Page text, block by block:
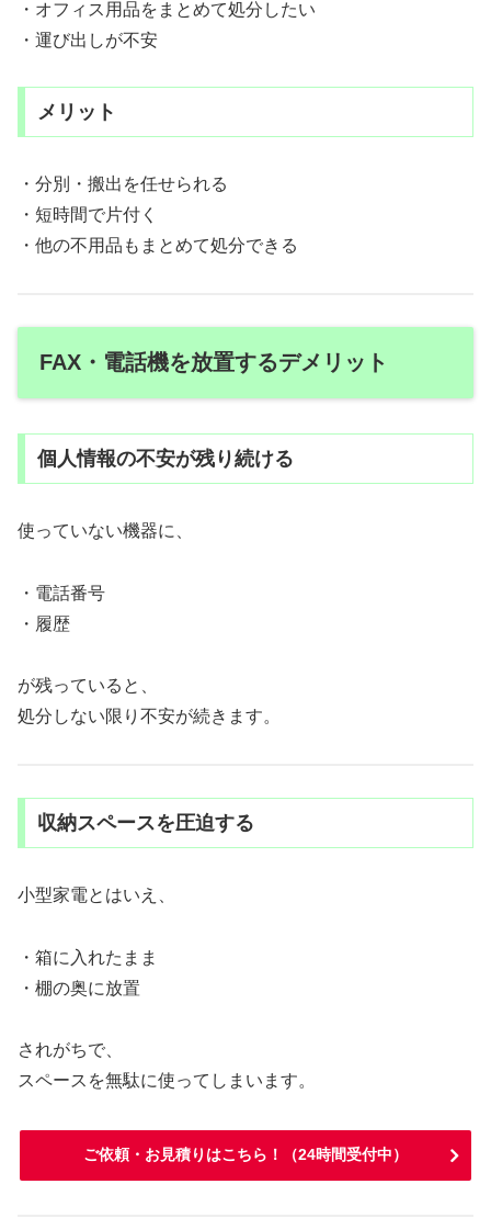
・オフィス用品をまとめて処分したい
・運び出しが不安
メリット
・分別・搬出を任せられる
・短時間で片付く
・他の不用品もまとめて処分できる
FAX・電話機を放置するデメリット
個人情報の不安が残り続ける
使っていない機器に、
・電話番号
・履歴
が残っていると、
処分しない限り不安が続きます。
収納スペースを圧迫する
小型家電とはいえ、
・箱に入れたまま
・棚の奥に放置
されがちで、
スペースを無駄に使ってしまいます。
ご依頼・お見積りはこちら！（24時間受付中）